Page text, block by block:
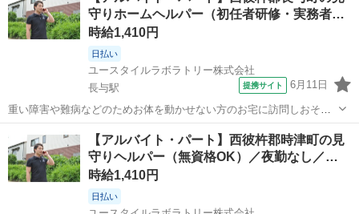
守りホームヘルパー（初任者研修・実務者…
時給1,410円
日払い
ユースタイルラボラトリー株式会社
長与駅
提携サイト 6月11日
重い障害や難病などのためお体を動かせない方のお宅に訪問しおそば
でケアする『日中の見守り訪問介護』です。もちろん直行直帰OK。
【サービス】 訪問介護（日勤） 【仕事内容】 ご高齢やさまざまな障
がいによりおひとりでは生活で...
西彼杵郡 長与駅 介護
【アルバイト・パート】西彼杵郡時津町の見
守りヘルパー（無資格OK）／夜勤なし／…
時給1,410円
日払い